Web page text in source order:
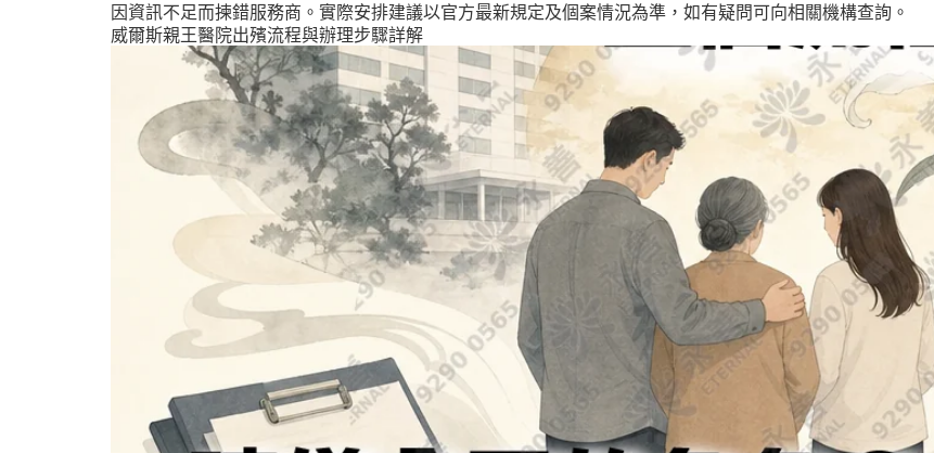
因資訊不足而揀錯服務商。實際安排建議以官方最新規定及個案情況為準，如有疑問可向相關機構查詢。
威爾斯親王醫院出殯流程與辦理步驟詳解